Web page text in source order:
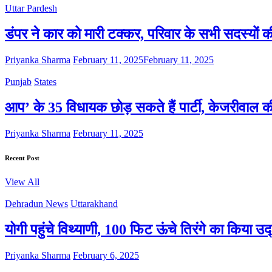
Uttar Pardesh
डंपर ने कार को मारी टक्कर, परिवार के सभी सदस्यों
Priyanka Sharma February 11, 2025February 11, 2025
Punjab States
आप’ के 35 विधायक छोड़ सकते हैं पार्टी, केजरीवाल
Priyanka Sharma February 11, 2025
Recent Post
View All
Dehradun News Uttarakhand
योगी पहुंचे विथ्याणी, 100 फिट ऊंचे तिरंगे का किया
Priyanka Sharma February 6, 2025